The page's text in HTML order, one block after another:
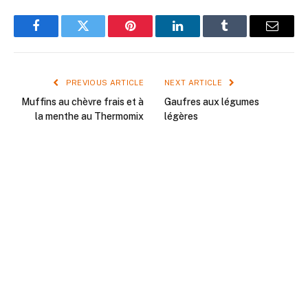
FacebookTwitter Pinterest LinkedInTumblr Email
PREVIOUS ARTICLE
Muffins au chèvre frais et à
la menthe au Thermomix
NEXT ARTICLE
Gaufres aux légumes
légères